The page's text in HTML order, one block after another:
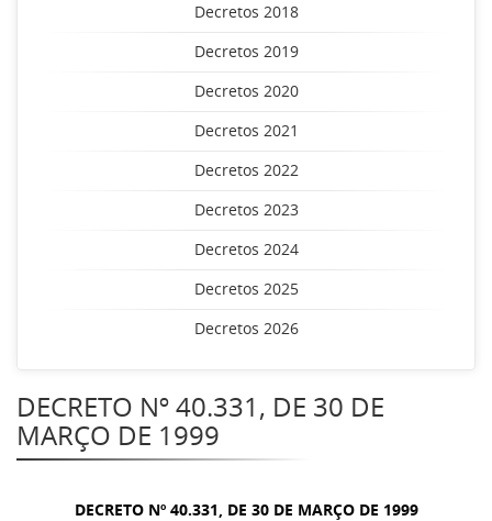
Decretos 2018
Decretos 2019
Decretos 2020
Decretos 2021
Decretos 2022
Decretos 2023
Decretos 2024
Decretos 2025
Decretos 2026
DECRETO Nº 40.331, DE 30 DE
MARÇO DE 1999
DECRETO Nº 40.331, DE 30 DE MARÇO DE 1999